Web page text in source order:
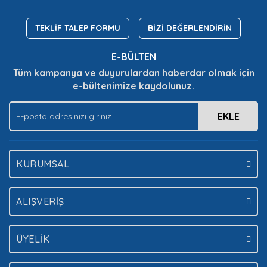
Ürün açıklamasında eksik bilgiler bulunuyor.
Ürün fiyatı diğer sitelerden daha pahalı.
Bu ürüne benzer farklı alternatifler olmalı.
TEKLİF TALEP FORMU BİZİ DEĞERLENDİRİN
E-BÜLTEN
Tüm kampanya ve duyurulardan haberdar olmak için
e-bültenimize kaydolunuz.
EKLE
KURUMSAL
ALIŞVERİŞ
ÜYELİK